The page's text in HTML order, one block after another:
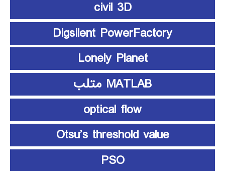
civil 3D
Digsilent PowerFactory
Lonely Planet
MATLAB متلب
optical flow
Otsu’s threshold value
PSO